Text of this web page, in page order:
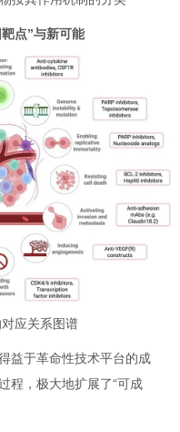
点”与新可能
应关系图谱
益于革命性技术平台的成
程，极大地扩展了“可成